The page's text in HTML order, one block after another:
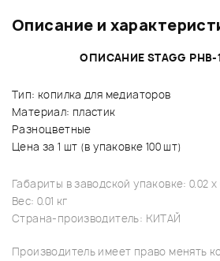
Описание и
ОПИСАНИЕ STAGG PHB-
Тип: копилка для медиаторов
Материал: пластик
Разноцветные
Цена за 1 шт (в упаковке 100 шт)
Габариты в заводской упаковке: 0.02 x
Вес: 0.01 кг
Страна-производитель: КИТАЙ
Производитель имеет право менять